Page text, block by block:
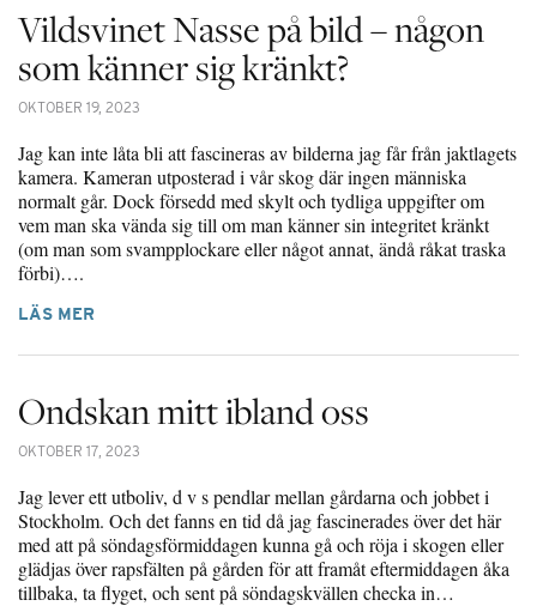
Vildsvinet Nasse på bild – någon
som känner sig kränkt?
OKTOBER 19, 2023
Jag kan inte låta bli att fascineras av bilderna jag får från jaktlagets
kamera. Kameran utposterad i vår skog där ingen människa
normalt går. Dock försedd med skylt och tydliga uppgifter om
vem man ska vända sig till om man känner sin integritet kränkt
(om man som svampplockare eller något annat, ändå råkat traska
förbi)….
LÄS MER
Ondskan mitt ibland oss
OKTOBER 17, 2023
Jag lever ett utboliv, d v s pendlar mellan gårdarna och jobbet i
Stockholm. Och det fanns en tid då jag fascinerades över det här
med att på söndagsförmiddagen kunna gå och röja i skogen eller
glädjas över rapsfälten på gården för att framåt eftermiddagen åka
tillbaka, ta flyget, och sent på söndagskvällen checka in…